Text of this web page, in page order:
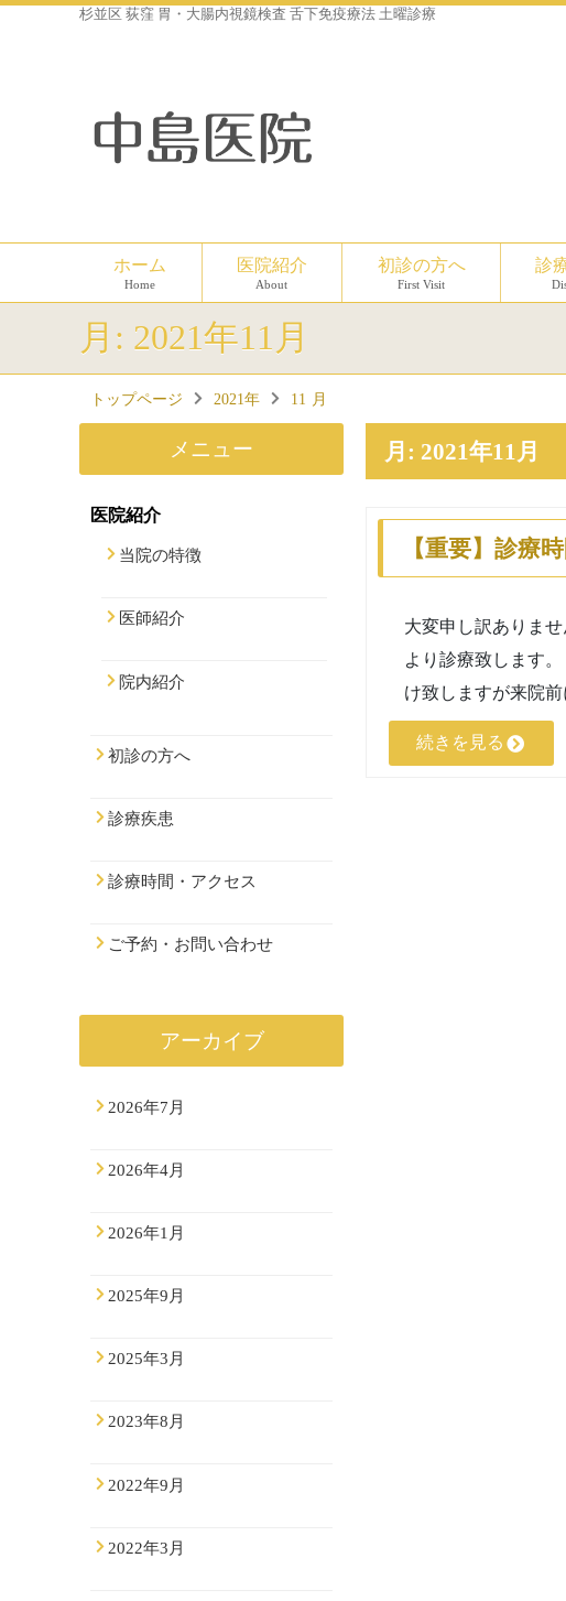
杉並区 荻窪 胃・大腸内視鏡検査 舌下免疫療法 土曜診療
ホーム
Home
医院紹介
About
初診の方へ
First Visit
診
月: 2021年11月
トップページ 2021年 11 月
メニュー
医院紹介
当院の特徴
医師紹介
院内紹介
初診の方へ
診療疾患
診療時間・アクセス
ご予約・お問い合わせ
アーカイブ
2026年7月
2026年4月
2026年1月
2025年9月
2025年3月
2023年8月
2022年9月
2022年3月
月: 2021年11月
【重要】診療
大変申し訳ありま
より診療致します
け致しますが来院
続きを見る